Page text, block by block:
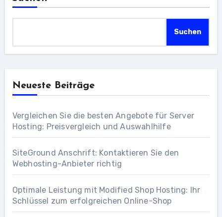
Suchen
Neueste Beiträge
Vergleichen Sie die besten Angebote für Server
Hosting: Preisvergleich und Auswahlhilfe
SiteGround Anschrift: Kontaktieren Sie den
Webhosting-Anbieter richtig
Optimale Leistung mit Modified Shop Hosting: Ihr
Schlüssel zum erfolgreichen Online-Shop